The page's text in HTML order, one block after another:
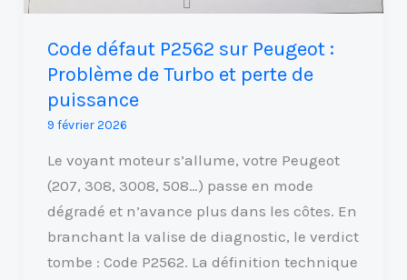
Code défaut P2562 sur Peugeot :
Problème de Turbo et perte de
puissance
9 février 2026
Le voyant moteur s’allume, votre Peugeot
(207, 308, 3008, 508…) passe en mode
dégradé et n’avance plus dans les côtes. En
branchant la valise de diagnostic, le verdict
tombe : Code P2562. La définition technique
et
perte
de
puissance